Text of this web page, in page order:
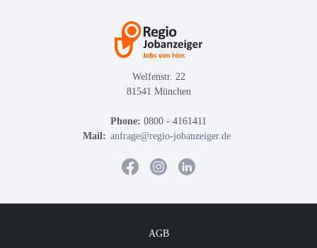
Welfenstr. 22
81541 München
Phone: 0800 - 4161411
Mail: anfrage@regio-jobanzeiger.de
AGB